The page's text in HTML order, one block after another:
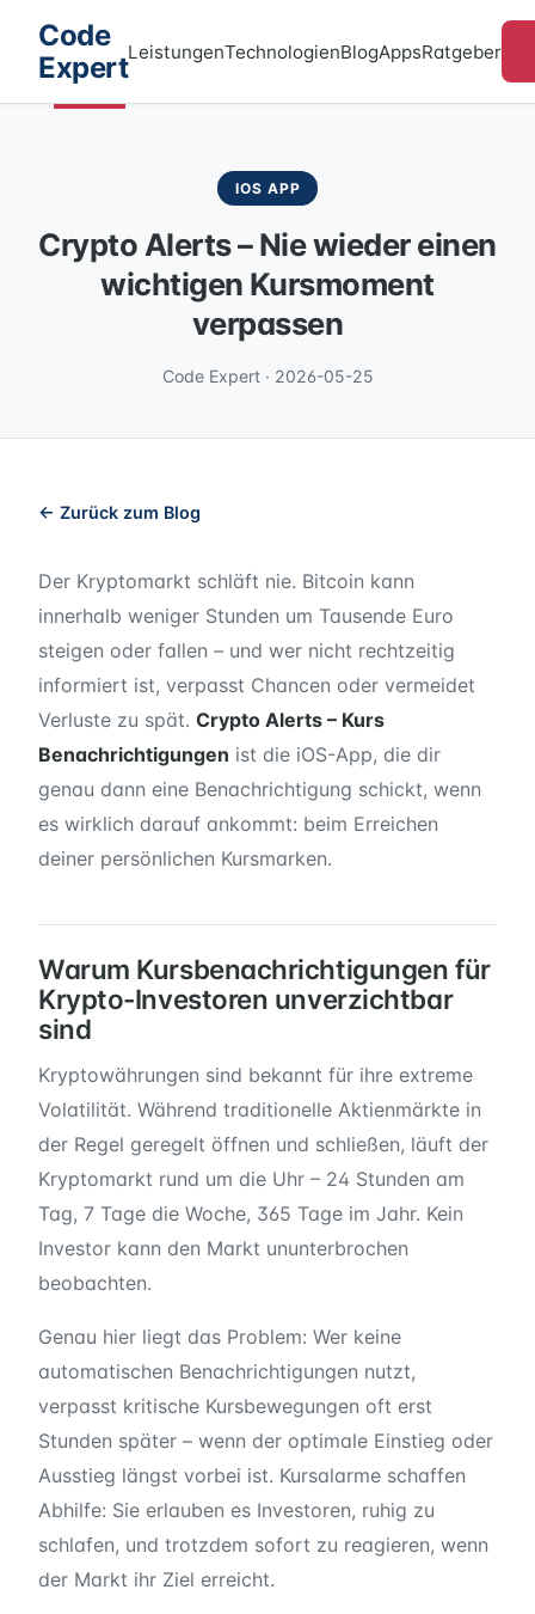
Code
ExpertLeistungenTechnologienBlogAppsRatgeber
IOS APP
Crypto Alerts – Nie wieder einen
wichtigen Kursmoment
verpassen
Code Expert · 2026-05-25
← Zurück zum Blog
Der Kryptomarkt schläft nie. Bitcoin kann
innerhalb weniger Stunden um Tausende Euro
steigen oder fallen – und wer nicht rechtzeitig
informiert ist, verpasst Chancen oder vermeidet
Verluste zu spät. Crypto Alerts – Kurs
Benachrichtigungen ist die iOS-App, die dir
genau dann eine Benachrichtigung schickt, wenn
es wirklich darauf ankommt: beim Erreichen
deiner persönlichen Kursmarken.
Warum Kursbenachrichtigungen für
Krypto-Investoren unverzichtbar
sind
Kryptowährungen sind bekannt für ihre extreme
Volatilität. Während traditionelle Aktienmärkte in
der Regel geregelt öffnen und schließen, läuft der
Kryptomarkt rund um die Uhr – 24 Stunden am
Tag, 7 Tage die Woche, 365 Tage im Jahr. Kein
Investor kann den Markt ununterbrochen
beobachten.
Genau hier liegt das Problem: Wer keine
automatischen Benachrichtigungen nutzt,
verpasst kritische Kursbewegungen oft erst
Stunden später – wenn der optimale Einstieg oder
Ausstieg längst vorbei ist. Kursalarme schaffen
Abhilfe: Sie erlauben es Investoren, ruhig zu
schlafen, und trotzdem sofort zu reagieren, wenn
der Markt ihr Ziel erreicht.